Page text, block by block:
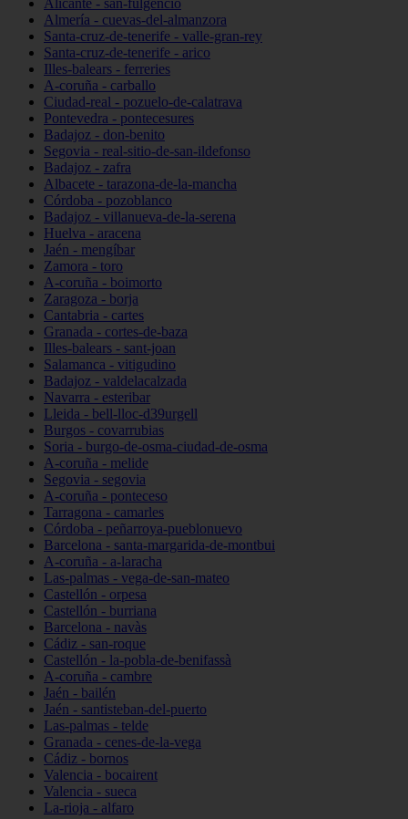
Alicante - san-fulgencio
Almería - cuevas-del-almanzora
Santa-cruz-de-tenerife - valle-gran-rey
Santa-cruz-de-tenerife - arico
Illes-balears - ferreries
A-coruña - carballo
Ciudad-real - pozuelo-de-calatrava
Pontevedra - pontecesures
Badajoz - don-benito
Segovia - real-sitio-de-san-ildefonso
Badajoz - zafra
Albacete - tarazona-de-la-mancha
Córdoba - pozoblanco
Badajoz - villanueva-de-la-serena
Huelva - aracena
Jaén - mengíbar
Zamora - toro
A-coruña - boimorto
Zaragoza - borja
Cantabria - cartes
Granada - cortes-de-baza
Illes-balears - sant-joan
Salamanca - vitigudino
Badajoz - valdelacalzada
Navarra - esteribar
Lleida - bell-lloc-d39urgell
Burgos - covarrubias
Soria - burgo-de-osma-ciudad-de-osma
A-coruña - melide
Segovia - segovia
A-coruña - ponteceso
Tarragona - camarles
Córdoba - peñarroya-pueblonuevo
Barcelona - santa-margarida-de-montbui
A-coruña - a-laracha
Las-palmas - vega-de-san-mateo
Castellón - orpesa
Castellón - burriana
Barcelona - navàs
Cádiz - san-roque
Castellón - la-pobla-de-benifassà
A-coruña - cambre
Jaén - bailén
Jaén - santisteban-del-puerto
Las-palmas - telde
Granada - cenes-de-la-vega
Cádiz - bornos
Valencia - bocairent
Valencia - sueca
La-rioja - alfaro